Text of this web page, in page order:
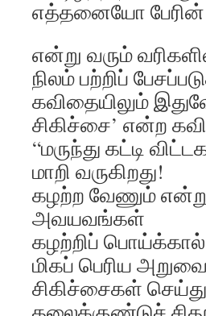
எத்தனையோ பேரின்
என்று வரும்
நிலம் பற்றிப்
கவிதையிலும்
சிகிச்சை’ என்ற
“மருந்து கட்டி
மாறி வருகிறது!
கழற்ற வேணும்
அவயவங்கள்
கழற்றிப்
மிகப் பெரிய
சிகிச்சைகள் செய்து